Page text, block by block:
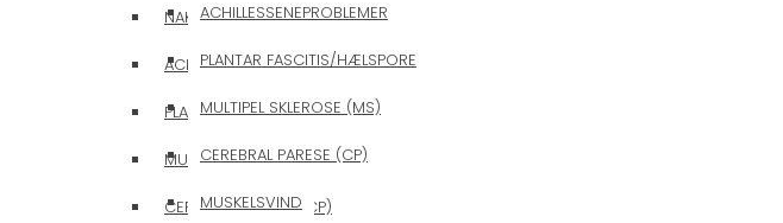
ACHILLESSENEPROBLEMER
PLANTAR FASCITIS/HÆLSPORE
MULTIPEL SKLEROSE (MS)
CEREBRAL PARESE (CP)
MUSKELSVIND
NAKKESMERTER
ACHILLESSENEPROBLEMER
PLANTAR FASCITIS/HÆLSPORE
MULTIPEL SKLEROSE (MS)
CEREBRAL PARESE (CP)